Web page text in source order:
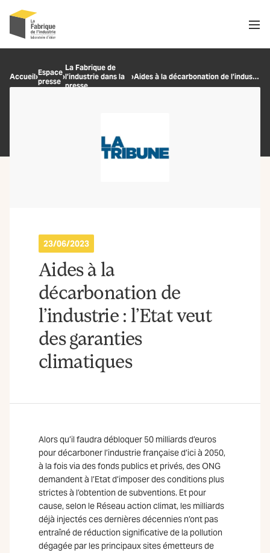
OK
Accueil›Espace
presse ›
La Fabrique de
l’industrie dans la
presse
› Aides à la décarbonation de l’industrie : l’Etat veut des garanties climatiques
23/06/2023
Aides à la
décarbonation de
l’industrie : l’Etat veut
des garanties
climatiques
Alors qu’il faudra débloquer 50 milliards d’euros
pour décarboner l’industrie française d’ici à 2050,
à la fois via des fonds publics et privés, des ONG
demandent à l’Etat d’imposer des conditions plus
strictes à l’obtention de subventions. Et pour
cause, selon le Réseau action climat, les milliards
déjà injectés ces dernières décennies n’ont pas
entraîné de réduction significative de la pollution
dégagée par les principaux sites émetteurs de